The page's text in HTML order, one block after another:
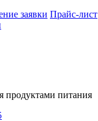
заявки Прайс-лист
продуктами питания